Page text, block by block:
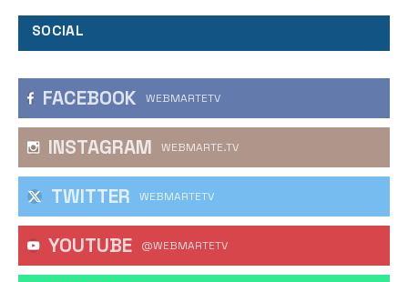
SOCIAL
FACEBOOK WEBMARTETV
INSTAGRAM WEBMARTE.TV
TWITTER WEBMARTETV
YOUTUBE @WEBMARTETV